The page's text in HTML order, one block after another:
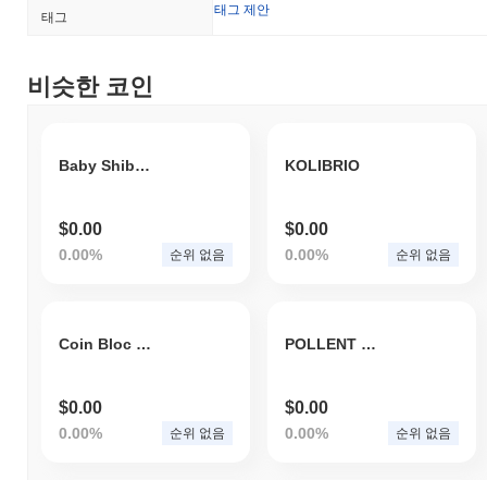
태그 태그 제안
비슷한 코인
Baby Shiba AI
$0.00
0.00% 순위 없음
KOLIBRIO
$0.00
0.00% 순위 없음
Coin Bloc Shift
$0.00
0.00% 순위 없음
POLLENT GOLD COIN
$0.00
0.00% 순위 없음